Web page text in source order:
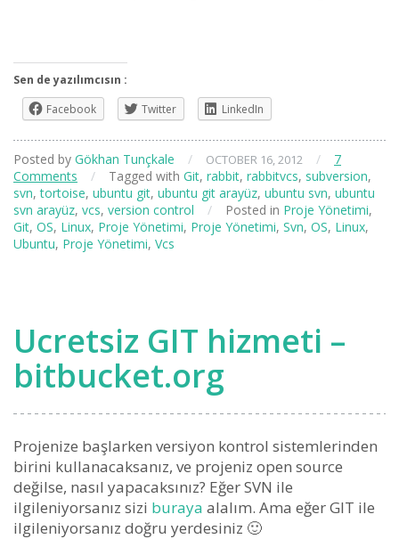
Sen de yazılımcısın :
Facebook
Twitter LinkedIn
Posted by Gökhan Tunçkale / OCTOBER 16, 2012 /
7
Comments
/ Tagged with Git, rabbit, rabbitvcs, subversion,
svn, tortoise, ubuntu git, ubuntu git arayüz, ubuntu svn, ubuntu
svn arayüz, vcs, version control / Posted in Proje Yönetimi,
Git, OS, Linux, Proje Yönetimi, Proje Yönetimi, Svn, OS, Linux,
Ubuntu, Proje Yönetimi, Vcs
Ucretsiz GIT hizmeti –
bitbucket.org
Projenize başlarken versiyon kontrol sistemlerinden
birini kullanacaksanız, ve projeniz open source
değilse, nasıl yapacaksınız? Eğer SVN ile
ilgileniyorsanız sizi buraya alalım. Ama eğer GIT ile
ilgileniyorsanız doğru yerdesiniz 🙂